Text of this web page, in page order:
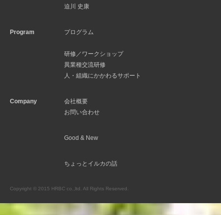
迫川 史康
Program プログラム
研修／ワークショップ
異業種交流研修
人・組織にかかわるサポート
Company
会社概要
お問い合わせ
Good & New
ちょっとイルカの話
Copyright © 2015 HRBC co.,ltd. All Rights Reserved.